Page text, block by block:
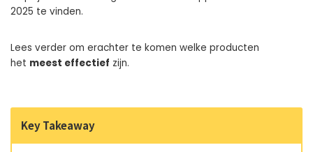
2025 te vinden.
Lees verder om erachter te komen welke producten
het meest effectief zijn.
Key Takeaway